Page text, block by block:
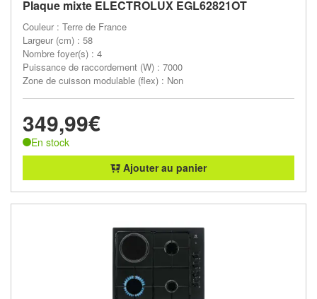
Plaque mixte ELECTROLUX EGL62821OT
Couleur : Terre de France
Largeur (cm) : 58
Nombre foyer(s) : 4
Puissance de raccordement (W) : 7000
Zone de cuisson modulable (flex) : Non
349,99€
En stock
Ajouter au panier